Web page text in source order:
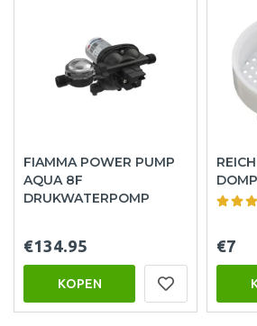
FIAMMA POWER PUMP
AQUA 8F
DRUKWATERPOMP
€134.95
KOPEN
€7